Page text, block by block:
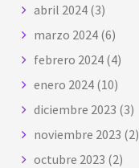
abril 2024 (3)
marzo 2024 (6)
febrero 2024 (4)
enero 2024 (10)
diciembre 2023 (3)
noviembre 2023 (2)
octubre 2023 (2)